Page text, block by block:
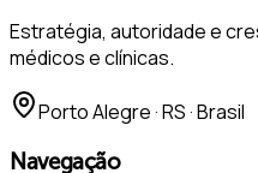
Estratégia, autoridade e
médicos e clínicas.
Porto Alegre·RS· Brasil
Navegação